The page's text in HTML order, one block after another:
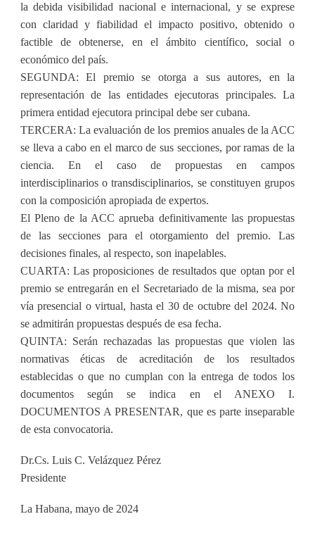
la debida visibilidad nacional e internacional, y se exprese
con claridad y fiabilidad el impacto positivo, obtenido o
factible de obtenerse, en el ámbito científico, social o
económico del país.
SEGUNDA: El premio se otorga a sus autores, en la
representación de las entidades ejecutoras principales. La
primera entidad ejecutora principal debe ser cubana.
TERCERA: La evaluación de los premios anuales de la ACC
se lleva a cabo en el marco de sus secciones, por ramas de la
ciencia. En el caso de propuestas en campos
interdisciplinarios o transdisciplinarios, se constituyen grupos
con la composición apropiada de expertos.
El Pleno de la ACC aprueba definitivamente las propuestas
de las secciones para el otorgamiento del premio. Las
decisiones finales, al respecto, son inapelables.
CUARTA: Las proposiciones de resultados que optan por el
premio se entregarán en el Secretariado de la misma, sea por
vía presencial o virtual, hasta el 30 de octubre del 2024. No
se admitirán propuestas después de esa fecha.
QUINTA: Serán rechazadas las propuestas que violen las
normativas éticas de acreditación de los resultados
establecidas o que no cumplan con la entrega de todos los
documentos según se indica en el ANEXO I.
DOCUMENTOS A PRESENTAR, que es parte inseparable
de esta convocatoria.
Dr.Cs. Luis C. Velázquez Pérez
Presidente
La Habana, mayo de 2024